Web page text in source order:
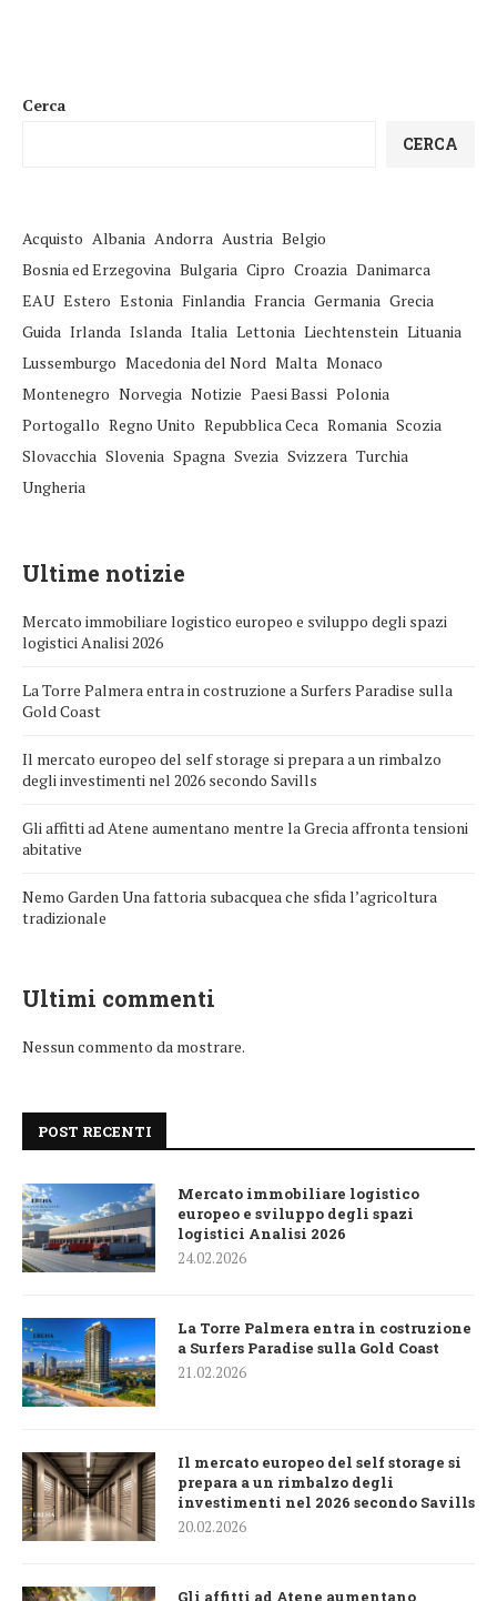
Cerca
CERCA
Acquisto Albania Andorra Austria Belgio
Bosnia ed Erzegovina Bulgaria Cipro Croazia Danimarca
EAU Estero Estonia Finlandia Francia Germania Grecia
Guida Irlanda Islanda Italia Lettonia Liechtenstein Lituania
Lussemburgo Macedonia del Nord Malta Monaco
Montenegro Norvegia Notizie Paesi Bassi Polonia
Portogallo Regno Unito Repubblica Ceca Romania Scozia
Slovacchia Slovenia Spagna Svezia Svizzera Turchia
Ungheria
Ultime notizie
Mercato immobiliare logistico europeo e sviluppo degli spazi
logistici Analisi 2026
La Torre Palmera entra in costruzione a Surfers Paradise sulla
Gold Coast
Il mercato europeo del self storage si prepara a un rimbalzo
degli investimenti nel 2026 secondo Savills
Gli affitti ad Atene aumentano mentre la Grecia affronta tensioni
abitative
Nemo Garden Una fattoria subacquea che sfida l’agricoltura
tradizionale
Ultimi commenti
Nessun commento da mostrare.
POST RECENTI
Mercato immobiliare logistico
europeo e sviluppo degli spazi
logistici Analisi 2026
24.02.2026
La Torre Palmera entra in costruzione
a Surfers Paradise sulla Gold Coast
21.02.2026
Il mercato europeo del self storage si
prepara a un rimbalzo degli
investimenti nel 2026 secondo Savills
20.02.2026
Gli affitti ad Atene aumentano